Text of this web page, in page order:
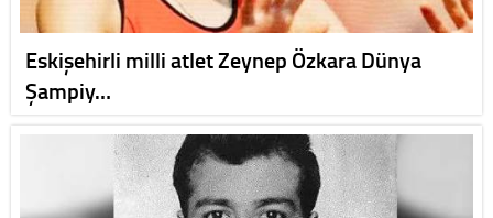
Eskişehirli milli atlet Zeynep Özkara Dünya
Şampiy…